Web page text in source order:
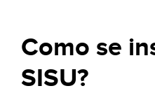
Como se
SISU?